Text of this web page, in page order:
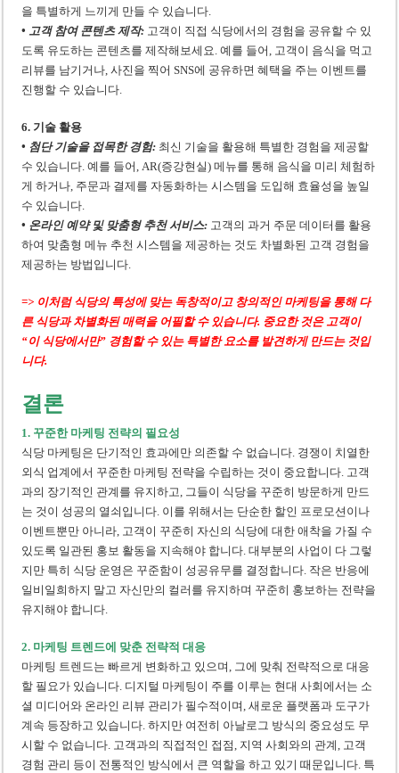
을 특별하게 느끼게 만들 수 있습니다.
• 고객 참여 콘텐츠 제작: 고객이 직접 식당에서의 경험을 공유할 수 있
도록 유도하는 콘텐츠를 제작해보세요. 예를 들어, 고객이 음식을 먹고
리뷰를 남기거나, 사진을 찍어 SNS에 공유하면 혜택을 주는 이벤트를
진행할 수 있습니다.
6. 기술 활용
• 첨단 기술을 접목한 경험: 최신 기술을 활용해 특별한 경험을 제공할
수 있습니다. 예를 들어, AR(증강현실) 메뉴를 통해 음식을 미리 체험하
게 하거나, 주문과 결제를 자동화하는 시스템을 도입해 효율성을 높일
수 있습니다.
• 온라인 예약 및 맞춤형 추천 서비스: 고객의 과거 주문 데이터를 활용
하여 맞춤형 메뉴 추천 시스템을 제공하는 것도 차별화된 고객 경험을
제공하는 방법입니다.
=> 이처럼 식당의 특성에 맞는 독창적이고 창의적인 마케팅을 통해 다
른 식당과 차별화된 매력을 어필할 수 있습니다. 중요한 것은 고객이
“이 식당에서만” 경험할 수 있는 특별한 요소를 발견하게 만드는 것입
니다.
결론
1. 꾸준한 마케팅 전략의 필요성
식당 마케팅은 단기적인 효과에만 의존할 수 없습니다. 경쟁이 치열한
외식 업계에서 꾸준한 마케팅 전략을 수립하는 것이 중요합니다. 고객
과의 장기적인 관계를 유지하고, 그들이 식당을 꾸준히 방문하게 만드
는 것이 성공의 열쇠입니다. 이를 위해서는 단순한 할인 프로모션이나
이벤트뿐만 아니라, 고객이 꾸준히 자신의 식당에 대한 애착을 가질 수
있도록 일관된 홍보 활동을 지속해야 합니다. 대부분의 사업이 다 그렇
지만 특히 식당 운영은 꾸준함이 성공유무를 결정합니다. 작은 반응에
일비일희하지 말고 자신만의 컬러를 유지하며 꾸준히 홍보하는 전략을
유지해야 합니다.
2. 마케팅 트렌드에 맞춘 전략적 대응
마케팅 트렌드는 빠르게 변화하고 있으며, 그에 맞춰 전략적으로 대응
할 필요가 있습니다. 디지털 마케팅이 주를 이루는 현대 사회에서는 소
셜 미디어와 온라인 리뷰 관리가 필수적이며, 새로운 플랫폼과 도구가
계속 등장하고 있습니다. 하지만 여전히 아날로그 방식의 중요성도 무
시할 수 없습니다. 고객과의 직접적인 접점, 지역 사회와의 관계, 고객
경험 관리 등이 전통적인 방식에서 큰 역할을 하고 있기 때문입니다. 특